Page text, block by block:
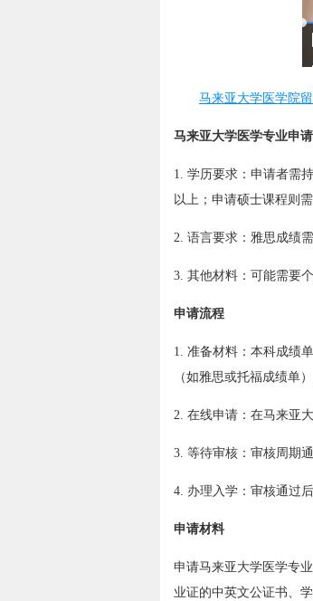
马来亚大学医学院
马来亚大学医学专业申
1. 学历要求：申请者需
以上；申请硕士课程则
2. 语言要求：雅思成绩
3. 其他材料：可能需要
申请流程
1. 准备材料：本科成绩
（如雅思或托福成绩单
2. 在线申请：在马来亚
3. 等待审核：审核周期
4. 办理入学：审核通过
申请材料
申请马来亚大学医学专
业证的中英文公证书、